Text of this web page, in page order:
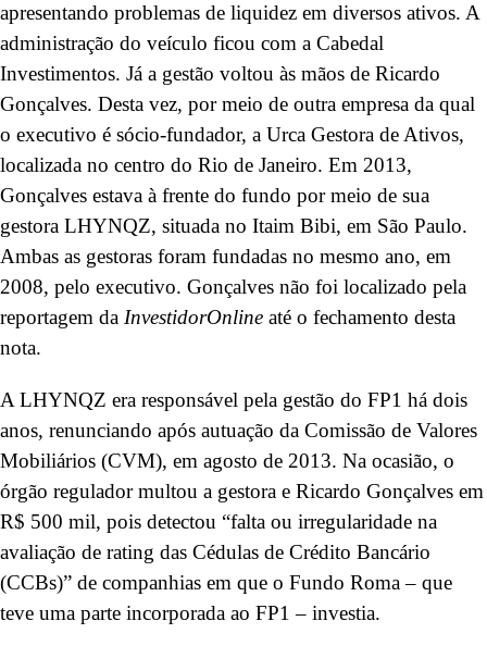
apresentando problemas de liquidez em diversos ativos. A
administração do veículo ficou com a Cabedal
Investimentos. Já a gestão voltou às mãos de Ricardo
Gonçalves. Desta vez, por meio de outra empresa da qual
o executivo é sócio-fundador, a Urca Gestora de Ativos,
localizada no centro do Rio de Janeiro. Em 2013,
Gonçalves estava à frente do fundo por meio de sua
gestora LHYNQZ, situada no Itaim Bibi, em São Paulo.
Ambas as gestoras foram fundadas no mesmo ano, em
2008, pelo executivo. Gonçalves não foi localizado pela
reportagem da InvestidorOnline até o fechamento desta
nota.
A LHYNQZ era responsável pela gestão do FP1 há dois
anos, renunciando após autuação da Comissão de Valores
Mobiliários (CVM), em agosto de 2013. Na ocasião, o
órgão regulador multou a gestora e Ricardo Gonçalves em
R$ 500 mil, pois detectou “falta ou irregularidade na
avaliação de rating das Cédulas de Crédito Bancário
(CCBs)” de companhias em que o Fundo Roma – que
teve uma parte incorporada ao FP1 – investia.